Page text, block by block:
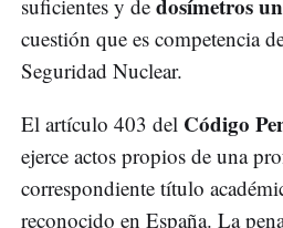
suficientes y de
cuestión que es competencia
Seguridad Nuclear.
El artículo 403 del Código
ejerce actos propios de una
correspondiente título
reconocido en España. La